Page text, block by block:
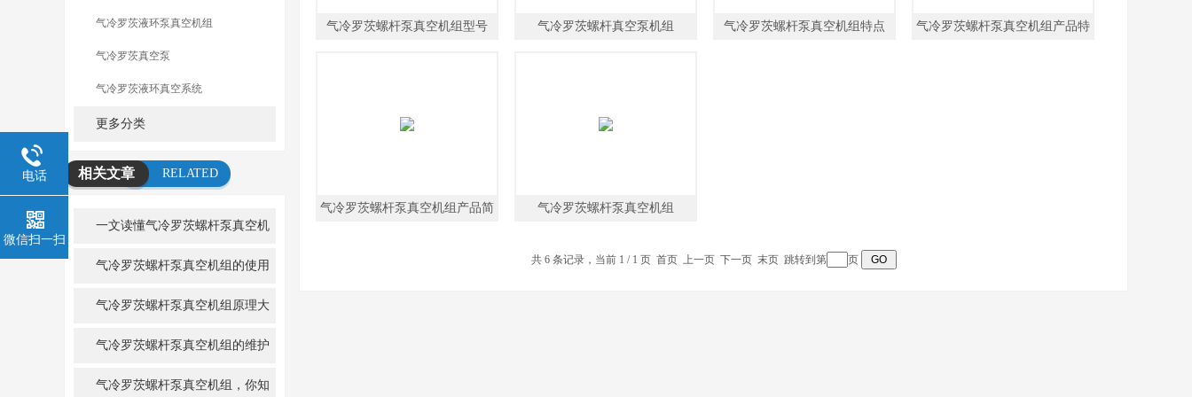
气冷罗茨液环泵真空机组
气冷罗茨真空泵
气冷罗茨液环真空系统
更多分类
相关文章
RELATED
一文读懂气冷罗茨螺杆泵真空机
组：原理、应用全解析
气冷罗茨螺杆泵真空机组的使用
注意事项有哪些？
气冷罗茨螺杆泵真空机组原理大
揭秘气冷罗茨螺杆泵真空机组的维护
保养规程
气冷罗茨螺杆泵真空机组，你知
气冷罗茨螺杆泵真空机组型号 气冷罗茨螺杆真空泵机组 气冷罗茨螺杆泵真空机组特点
气冷罗茨螺杆泵真空机组产品特
气冷罗茨螺杆泵真空机组产品简
气冷罗茨螺杆泵真空机组
共 6 条记录，当前 1 / 1 页 首页 上一页 下一页 末页 跳转到第 页
电话
微信扫一扫